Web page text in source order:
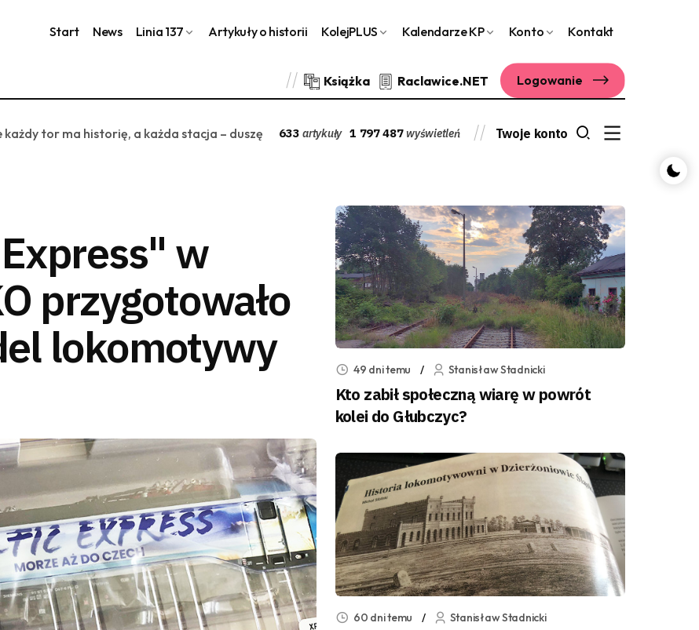
Start News Linia 137 Artykuły o historii KolejPLUS Kalendarze KP Konto Kontakt
Książka Raclawice.NET Logowanie
każdy tor ma historię, a każda stacja – duszę 633artykuły 1 797 487 wyświetleń Twoje konto
w
przygotowało
lokomotywy
49 dni temu Stanisław Stadnicki
Kto zabił społeczną wiarę w powrót
kolei do Głubczyc?
60 dni temu Stanisław Stadnicki